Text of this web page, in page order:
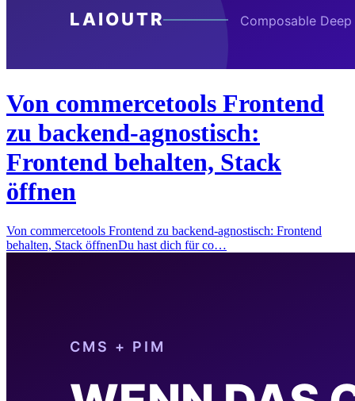
Von commercetools Frontend
zu backend-agnostisch:
Frontend behalten, Stack
öffnen
Von commercetools Frontend zu backend-agnostisch: Frontend
behalten, Stack öffnenDu hast dich für co…